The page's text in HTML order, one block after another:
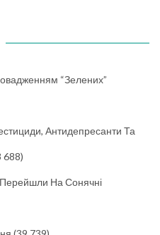
“зелених”
Антидепресанти Та
688)
Перейшли На Сонячні